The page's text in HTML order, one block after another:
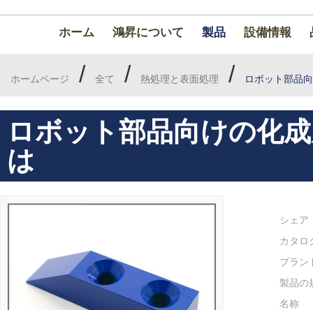
ホーム 鴻昇について 製品 設備情報
ホームページ / 全て / 熱処理と表面処理 / ロボット部品
ロボット部品向けの化
は
シェア
カタロ
ブラン
製品の
名称